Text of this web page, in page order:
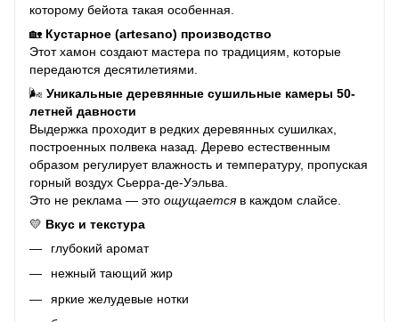
которому бейота такая особенная.
🏡 Кустарное (artesano) производство
Этот хамон создают мастера по традициям, которые
передаются десятилетиями.
🌬️ Уникальные деревянные сушильные камеры 50-
летней давности
Выдержка проходит в редких деревянных сушилках,
построенных полвека назад. Дерево естественным
образом регулирует влажность и температуру, пропуская
горный воздух Сьерра-де-Уэльва.
Это не реклама — это ощущаетсяв каждом слайсе.
💛 Вкус и текстура
глубокий аромат
нежный тающий жир
яркие желудевые нотки